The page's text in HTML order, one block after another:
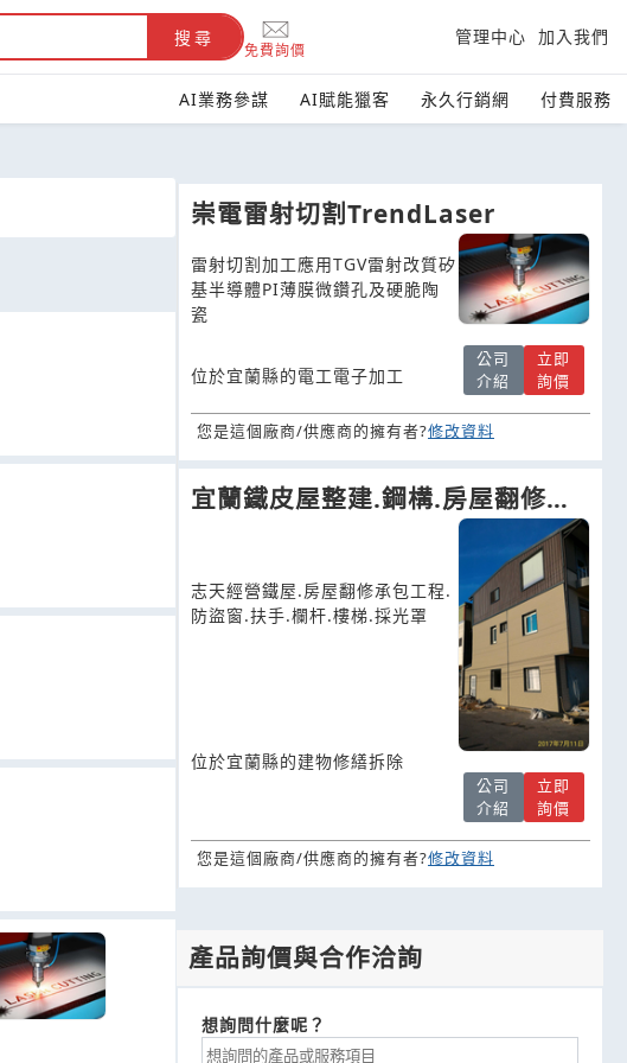
搜尋
免費詢價
管理中心 加入我們
AI業務參謀 AI賦能獵客 永久行銷網 付費服務
崇電雷射切割TrendLaser
雷射切割加工應用TGV雷射改質矽
基半導體PI薄膜微鑽孔及硬脆陶
瓷
位於宜蘭縣的電工電子加工
公司
介紹
立即
詢價
您是這個廠商/供應商的擁有者?修改資料
宜蘭鐵皮屋整建.鋼構.房屋翻修承
志天經營鐵屋.房屋翻修承包工程.
防盜窗.扶手.欄杆.樓梯.採光罩
位於宜蘭縣的建物修繕拆除
公司
介紹
立即
詢價
您是這個廠商/供應商的擁有者?修改資料
產品詢價與合作洽詢
想詢問什麼呢？